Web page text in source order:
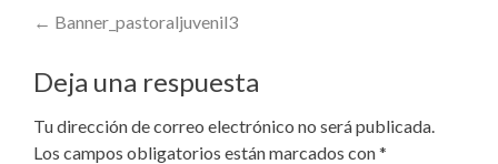
Post
navigation
← Banner_pastoraljuvenil3
Deja una respuesta
Tu dirección de correo electrónico no será publicada.
Los campos obligatorios están marcados con*